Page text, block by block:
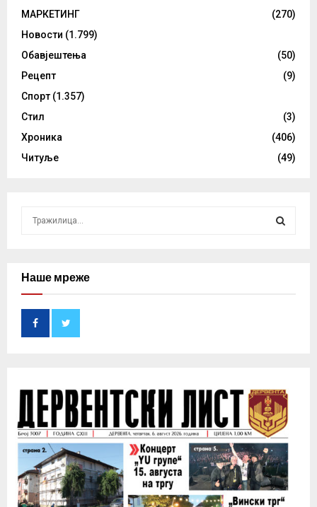
МАРКЕТИНГ
(270)
Новости (1.799)
Обавјештења
(50)
Рецепт
(9)
Спорт (1.357)
Стил
(3)
Хроника
(406)
Читуље
(49)
c
H
Наше мреже